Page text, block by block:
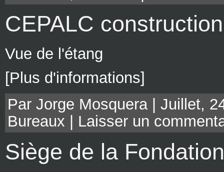
CEPALC
Vue de l'étang
[Plus d'informations]
Par Jorge Mosquera | Juillet,
Bureaux
Laisser un
Siège de la